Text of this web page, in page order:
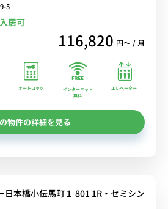
5
居可
116,820 円〜 / 月
オートロック
インターネット
無料
エレベーター
物件の詳細を見る
日本橋小伝馬町１ 801 1R・セミシン